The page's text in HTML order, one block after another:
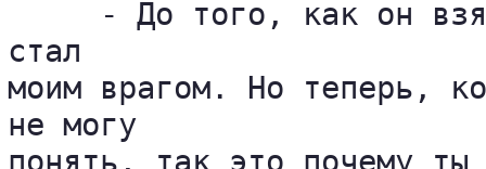
- До того, как он
стал
моим врагом. Но теперь,
не могу
понять, так это почему